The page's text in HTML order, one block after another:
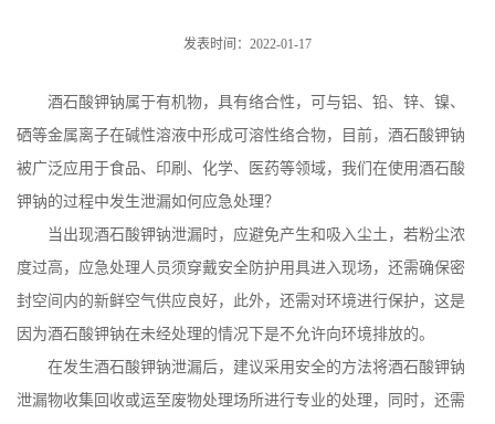
公
司
态
产
发表时间：2022-01-17
酒石酸钾钠属于有机物，具有络合性，可与铝、铅、锌、镍、
硒等金属离子在碱性溶液中形成可溶性络合物，目前，酒石酸钾钠
被广泛应用于食品、印刷、化学、医药等领域，我们在使用酒石酸
钾钠的过程中发生泄漏如何应急处理？
当出现酒石酸钾钠泄漏时，应避免产生和吸入尘土，若粉尘浓
度过高，应急处理人员须穿戴安全防护用具进入现场，还需确保密
封空间内的新鲜空气供应良好，此外，还需对环境进行保护，这是
因为酒石酸钾钠在未经处理的情况下是不允许向环境排放的。
在发生酒石酸钾钠泄漏后，建议采用安全的方法将酒石酸钾钠
泄漏物收集回收或运至废物处理场所进行专业的处理，同时，还需